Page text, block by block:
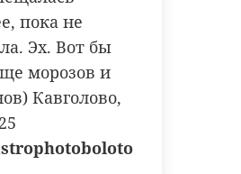
пока не
Эх. Вот бы
морозов и
Кавголово,